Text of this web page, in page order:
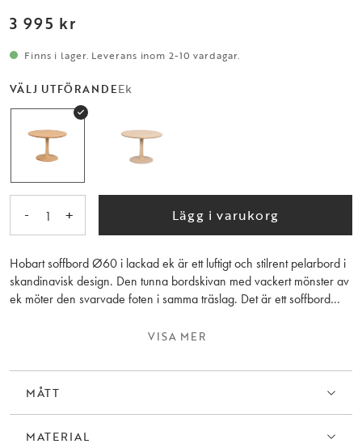
3 995 kr
Finns i lager. Leverans inom 2-10 vardagar.
VÄLJ UTFÖRANDEEk
- 1 + Lägg i varukorg
Hobart soffbord Ø60 i lackad ek är ett luftigt och stilrent pelarbord i
skandinavisk design. Den tunna bordskivan med vackert mönster av
ek möter den svarvade foten i samma träslag. Det är ett soffbord
gärna med Hobart soffbord Ø90 cm och placera dem tillsammans
dynamik. Soffbordet består av 100% FSC®-certifierat trä och är ett
extra hållbart val. Hobart finns även i vitpigmenterad ek.
VISA MER
MÅTT
MATERIAL